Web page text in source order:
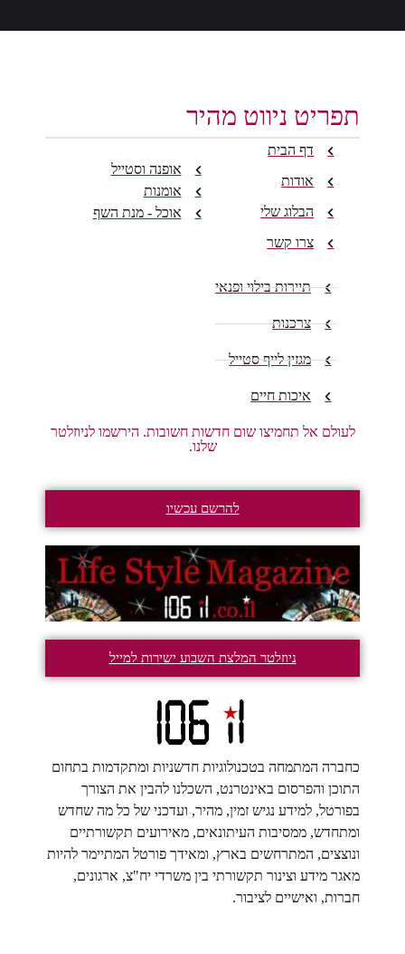
תפריט ניווט מהיר
דף הבית
אודות
הבלוג שלי
צרו קשר
אופנה וסטייל
אומנות
אוכל - מנת השף
תיירות בילוי ופנאי
צרכנות
מגזין לייף סטייל
איכות חיים
לעולם אל תחמיצו שום חדשות חשובות. הירשמו לניוזלטר
שלנו.
להרשם עכשיו
ניוזלטר המלצת השבוע ישירות למייל
כחברה המתמחה בטכנולוגיות חדשניות ומתקדמות בתחום
התוכן והפרסום באינטרנט, השכלנו להבין את הצורך
בפורטל, למידע נגיש זמין, מהיר, ועדכני של כל מה שחדש
ומתחדש, ממסיבות העיתונאים, מאירועים תקשורתיים
ונוצצים, המתרחשים בארץ, ומאידך פורטל המתיימר להיות
מאגר מידע וצינור תקשורתי בין משרדי יח"צ, ארגונים,
חברות, ואישיים לציבור.